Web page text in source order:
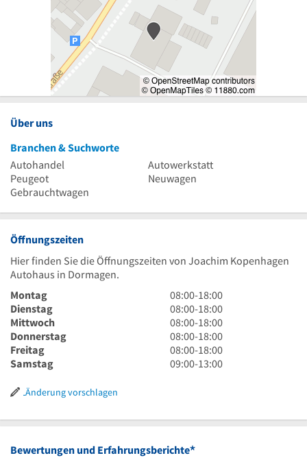
Über uns
Branchen & Suchworte
Autohandel
Autowerkstatt
Peugeot
Neuwagen
Gebrauchtwagen
Öffnungszeiten
Hier finden Sie die Öffnungszeiten von Joachim Kopenhagen
Autohaus in Dormagen.
Montag
8
Uhr
bis
18
Uhr
08:00-18:00
Dienstag
8
Uhr
bis
18
Uhr
08:00-18:00
Mittwoch
8
Uhr
bis
18
08:00-18:00
Donnerstag
8
Uhr
bis
08:00-18:00
Freitag
8
Uhr
08:00-18:00
Samstag
9
Uhr
09:00-13:00
Änderung vorschlagen
Bewertungen und Erfahrungsberichte*